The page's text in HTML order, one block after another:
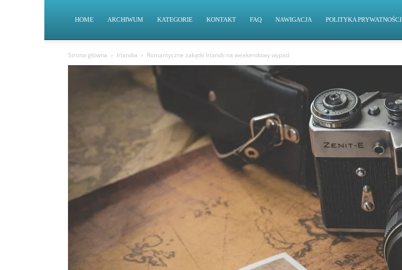
HOME ARCHIWUM KATEGORIE KONTAKT FAQ NAWIGACJA POLITYKA PRYWATNOŚCI
Strona główna Irlandia Romantyczne zakątki Irlandii na weekendowy wypad